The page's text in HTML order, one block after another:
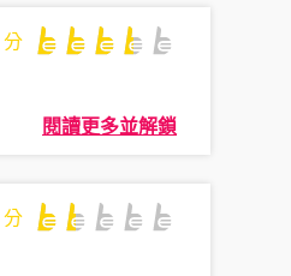
分
閱讀更多並解鎖
分